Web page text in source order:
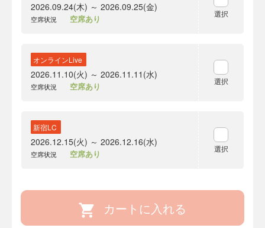
2026.09.24(木) ～ 2026.09.25(金)
空席状況 空席あり 選択
オンラインLive
2026.11.10(火) ～ 2026.11.11(水)
空席状況 空席あり 選択
新宿LC
2026.12.15(火) ～ 2026.12.16(水)
空席状況 空席あり 選択
カートに入れる